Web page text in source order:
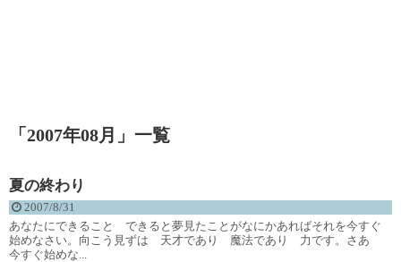
「 2007年08月 」 一覧
夏の終わり
2007/8/31
あなたにできること できると夢見たことがなにかあればそれを今すぐ
始めなさい。向こう見ずは 天才であり 魔法であり 力です。さあ
今すぐ始めな...